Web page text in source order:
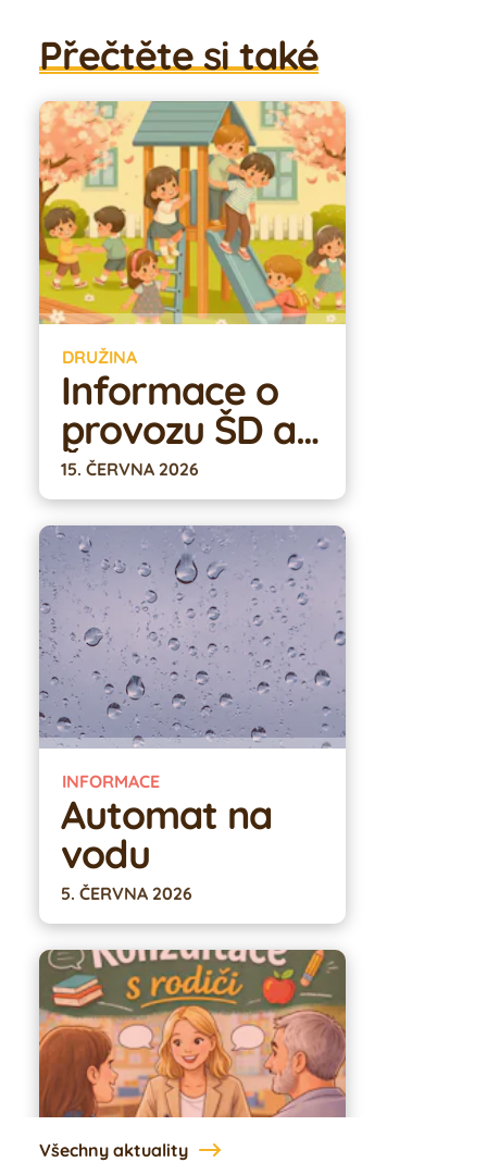
Přečtěte si také
DRUŽINA
Informace o
provozu ŠD a
ŠK
15. ČERVNA 2026
INFORMACE
Automat na
vodu
5. ČERVNA 2026
Všechny aktuality